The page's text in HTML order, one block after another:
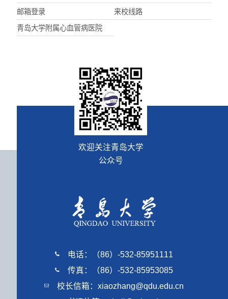
邮箱登录 来校线路
青岛大学附属心血管病医院
欢迎关注青岛大学
公众号
电话：（86）-532-85951111
传真：（86）-532-85953085
校长信箱：xiaozhang@qdu.edu.cn